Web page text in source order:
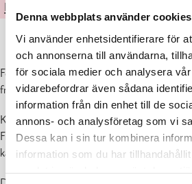
Denna webbplats använder cookies
Vi använder enhetsidentifierare för
och annonserna till användarna,
för sociala medier och analysera
vidarebefordrar även sådana
information från din enhet till de
annons- och analysföretag som vi
Dessa kan i sin tur kombinera
information som du har
KULTUR
Fokus after work i konstens tecken med
fredag 5.1. kl. 16 i aulan
Kulturplanerare Sirpa Huusko samtalar
Fika & Fokus har öppet och du har
kaffe och mingla med andra konstvänner.